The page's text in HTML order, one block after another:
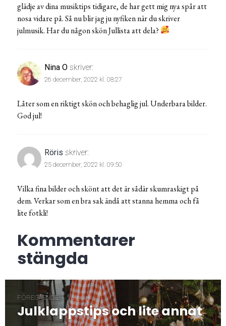
glädje av dina musiktips tidigare, de har gett mig nya spår att
nosa vidare på. Så nu blir jag ju nyfiken när du skriver
julmusik. Har du någon skön Jullista att dela?
Nina O skriver:
26 december, 2022 kl. 08:27
Låter som en riktigt skön och behaglig jul. Underbara bilder.
God jul!
Röris skriver:
25 december, 2022 kl. 09:50
Vilka fina bilder och skönt att det är sådär skumraskigt på
dem. Verkar som en bra sak ändå att stanna hemma och få
lite fotkli!
Kommentarer
stängda
Inläggsnavigering
FÖREGÅENDE
Föregående
Julklappstips och lite annat